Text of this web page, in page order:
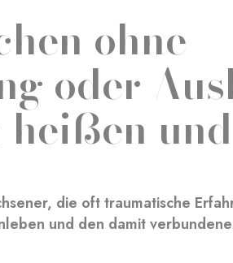
ohne
oder
die oft traumatische
und den damit